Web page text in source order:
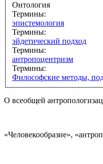
Онтология
Термины:
эпистемология
Термины:
эйдетический подход
Термины:
антропоцентризм
Термины:
Философские методы,
О всеобщей
«Человекообразие»,